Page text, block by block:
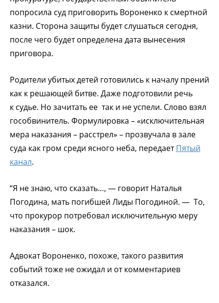
попросила суд приговорить Вороненко к смертной
казни. Сторона защиты будет слушаться сегодня,
после чего будет определена дата вынесения
приговора.
Родители убитых детей готовились к началу прений
как к решающей битве. Даже подготовили речь
к судье. Но зачитать ее так и не успели. Слово взял
гособвинитель. Формулировка – «исключительная
мера наказания – расстрел» – прозвучала в зале
суда как гром среди ясного неба, передаетПятый
канал.
“Я не знаю, что сказать…, — говорит Наталья
Погодина, мать погибшей Лиды Погодиной. — То,
что прокурор потребовал исключительную меру
наказания – шок.
Адвокат Вороненко, похоже, такого развития
событий тоже не ожидал и от комментариев
отказался.